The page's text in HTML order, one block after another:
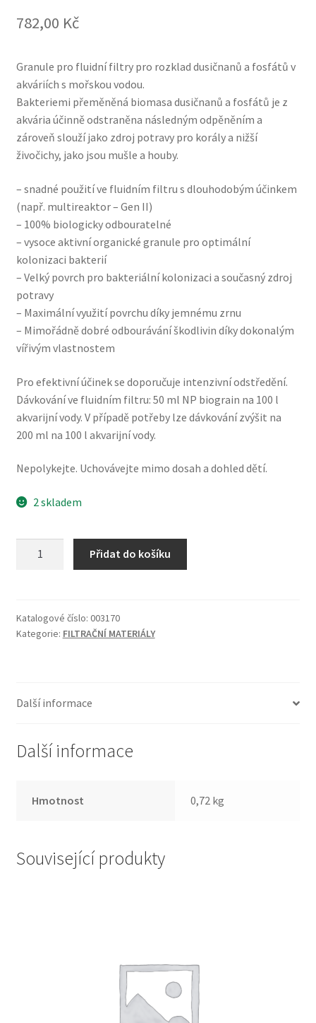
782,00 Kč
Granule pro fluidní filtry pro rozklad dusičnanů a fosfátů v
akváriích s mořskou vodou.
Bakteriemi přeměněná biomasa dusičnanů a fosfátů je z
akvária účinně odstraněna následným odpěněním a
zároveň slouží jako zdroj potravy pro korály a nižší
živočichy, jako jsou mušle a houby.
– snadné použití ve fluidním filtru s dlouhodobým účinkem
(např. multireaktor – Gen II)
– 100% biologicky odbouratelné
– vysoce aktivní organické granule pro optimální
kolonizaci bakterií
– Velký povrch pro bakteriální kolonizaci a současný zdroj
potravy
– Maximální využití povrchu díky jemnému zrnu
– Mimořádně dobré odbourávání škodlivin díky dokonalým
vířivým vlastnostem
Pro efektivní účinek se doporučuje intenzivní odstředění.
Dávkování ve fluidním filtru: 50 ml NP biograin na 100 l
akvarijní vody. V případě potřeby lze dávkování zvýšit na
200 ml na 100 l akvarijní vody.
Nepolykejte. Uchovávejte mimo dosah a dohled dětí.
2 skladem
množství
Přidat do košíku
Katalogové číslo: 003170
Kategorie: FILTRAČNÍ MATERIÁLY
Další informace
Další informace
Hmotnost 0,72 kg
Související produkty